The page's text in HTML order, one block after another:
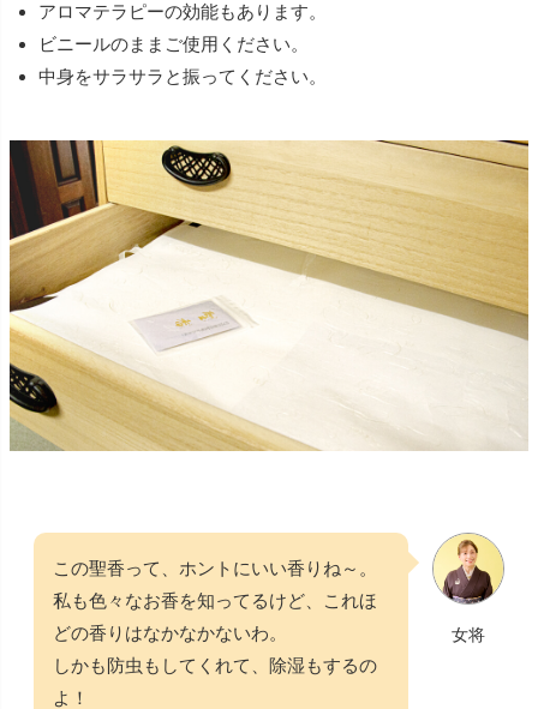
アロマテラピーの効能もあります。
ビニールのままご使用ください。
中身をサラサラと振ってください。
女将
この聖香って、ホントにいい香りね～。
私も色々なお香を知ってるけど、これほ
どの香りはなかなかないわ。
しかも防虫もしてくれて、除湿もするの
よ！